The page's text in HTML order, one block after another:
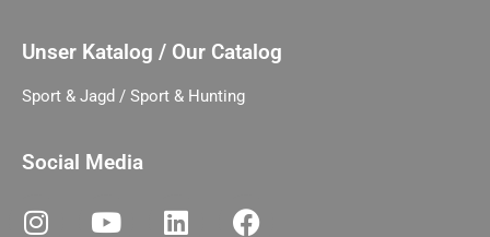
Unser Katalog / Our Catalog
Sport & Jagd / Sport & Hunting
Social Media